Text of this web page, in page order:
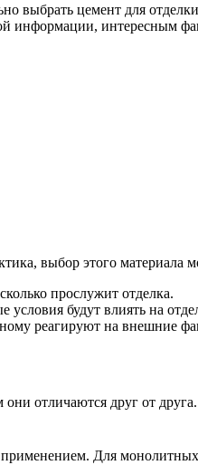
выбрать цемент для
информации, интересным
выбор этого
прослужит отделка.
будут влиять на
реагируют на внешние
отличаются друг от
Для